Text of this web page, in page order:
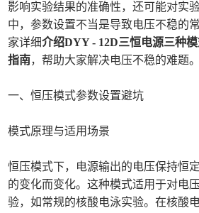
影响实验结果的准确性，还可能对实
中，参数设置不当是导致电压不稳的
家详细介绍DYY - 12D三恒电源三种
指南，帮助大家解决电压不稳的难题。
一、恒压模式参数设置避坑
模式原理与适用场景
恒压模式下，电源输出的电压保持恒
的变化而变化。这种模式适用于对电
验，如常规的核酸电泳实验。在核酸